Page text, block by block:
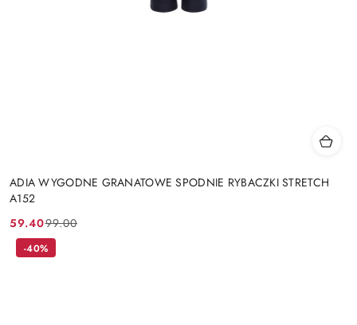
ADIA WYGODNE GRANATOWE SPODNIE RYBACZKI STRETCH
A152
Cena
promocyjna:
59.40
Cena
przed
99.00
-40%